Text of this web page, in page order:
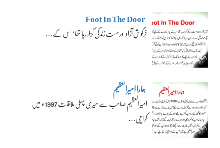
Foot In The Door
خرگوش آزاد اور مست زندگی گزار رہا تھا‘ اس کے…
ہمارا امیرالعظیم
امیرالعظیم صاحب سے میری پہلی ملاقات 1997ء میں
کراچی…